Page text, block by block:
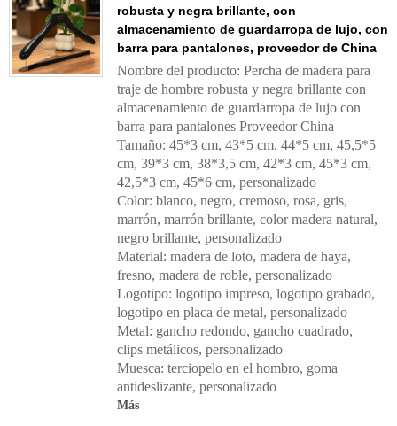
robusta y negra brillante, con
almacenamiento de guardarropa de lujo, con
barra para pantalones, proveedor de China
Nombre del producto: Percha de madera para
traje de hombre robusta y negra brillante con
almacenamiento de guardarropa de lujo con
barra para pantalones Proveedor China
Tamaño: 45*3 cm, 43*5 cm, 44*5 cm, 45,5*5
cm, 39*3 cm, 38*3,5 cm, 42*3 cm, 45*3 cm,
42,5*3 cm, 45*6 cm, personalizado
Color: blanco, negro, cremoso, rosa, gris,
marrón, marrón brillante, color madera natural,
negro brillante, personalizado
Material: madera de loto, madera de haya,
fresno, madera de roble, personalizado
Logotipo: logotipo impreso, logotipo grabado,
logotipo en placa de metal, personalizado
Metal: gancho redondo, gancho cuadrado,
clips metálicos, personalizado
Muesca: terciopelo en el hombro, goma
antideslizante, personalizado
Más